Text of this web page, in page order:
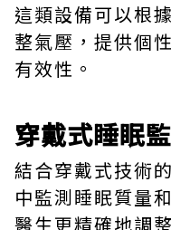
這類設備可以根
整氣壓，提供個
有效性。
穿戴式睡眠
結合穿戴式技術
中監測睡眠質量
醫生更精確地調